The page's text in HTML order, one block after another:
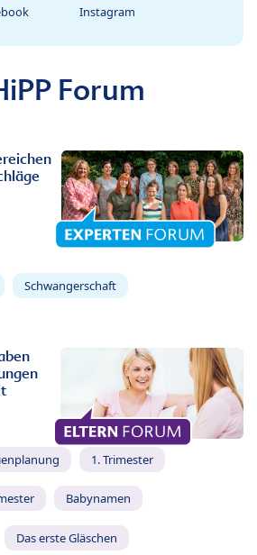
Instagram
Forum
Schwangerschaft
1. Trimester
Babynamen
Das erste Gläschen